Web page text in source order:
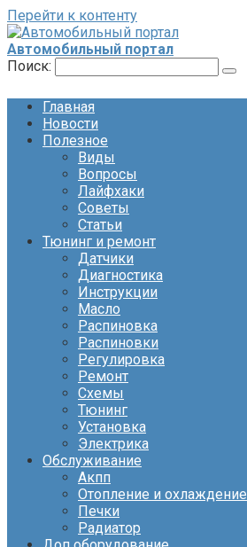
Перейти к контенту
Автомобильный портал
Поиск:
Главная
Новости
Полезное
Виды
Вопросы
Лайфхаки
Советы
Статьи
Тюнинг и ремонт
Датчики
Диагностика
Инструкции
Масло
Распиновка
Распиновки
Регулировка
Ремонт
Схемы
Тюнинг
Установка
Электрика
Обслуживание
Акпп
Отопление и охлаждение
Печки
Радиатор